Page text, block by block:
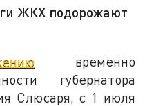
ЖКХ подорожают
временно
губернатора
Слюсаря, с 1 июля